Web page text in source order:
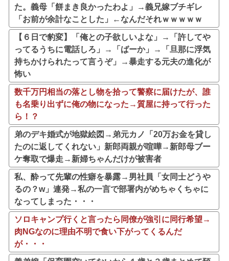
た。義母「餅まき良かったわよ」→義兄嫁ブチギレ
「お前が余計なことした」←なんだそれｗｗｗｗｗ
【６日で豹変】「俺との子欲しいよな」→「許してや
ってるうちに電話しろ」→「ばーか」→「旦那に浮気
持ちかけられたって言うぞ」→暴走する元夫の進化が
怖い
数千万円相当の落とし物を拾って警察に届けたが、誰
も名乗り出ずに俺の物になった→質屋に持って行った
ら！？
弟のデキ婚式が地獄絵図→弟元カノ「20万お金を貸し
たのに返してくれない」新郎両親が喧嘩→新郎母ブー
ケ奪取で爆走→新婦ちゃんだけが被害者
私、酔って先輩の性癖を暴露→男社員「女同士どうや
るの？w」連発→私の一言で部署内がめちゃくちゃに
なってしまった・・・
ソロキャンプ行くと言ったら同僚が強引に同行希望→
肉NGなのに理由不明で食い下がってくるんだ
が・・・